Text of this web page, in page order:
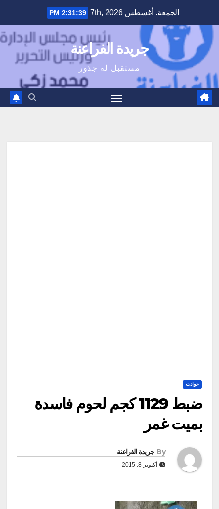
content
الجمعة. أغسطس 7th, 2026 2:31:40 PM
جريدة الفراعنة
مستقبل له جذور
حوادث
ضبط 1129 كجم لحوم فاسدة
بميت غمر
By جريدة الفراعنة
أكتوبر 8, 2015